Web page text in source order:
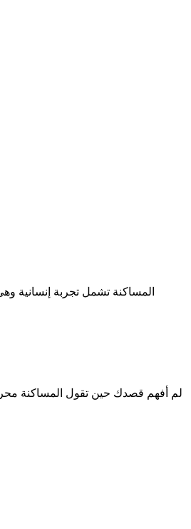
المساكنة تشمل تجربة إنسانية
لم أفهم قصدك حين تقول المساكنة